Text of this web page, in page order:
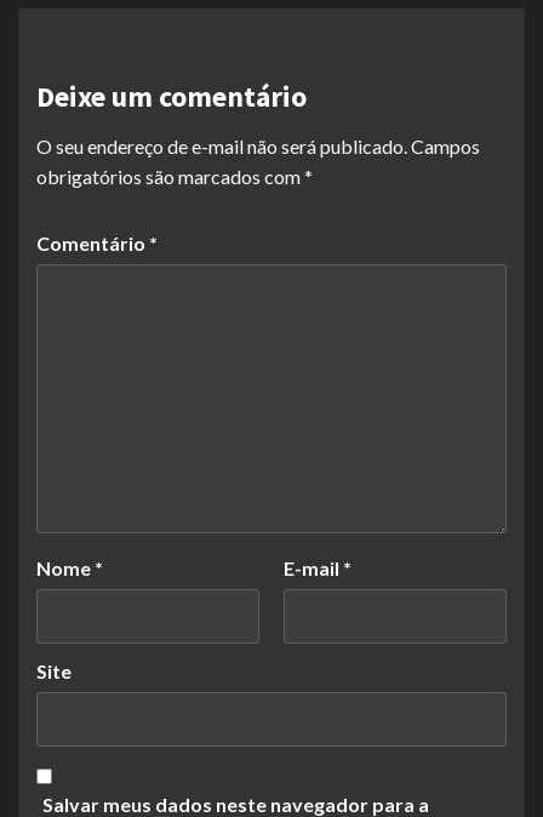
Deixe um comentário
O seu endereço de e-mail não será publicado. Campos
obrigatórios são marcados com*
Comentário *
Nome * E-mail *
Site
Salvar meus dados neste navegador para a